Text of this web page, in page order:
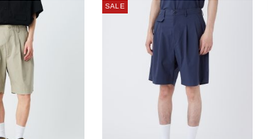
SALE